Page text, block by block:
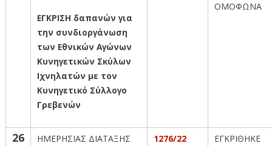
ΕΓΚΡΙΣΗ δαπανών για
την συνδιοργάνωση
των Εθνικών Αγώνων
Κυνηγετικών Σκύλων
Ιχνηλατών με τον
Κυνηγετικό Σύλλογο
Γρεβενών
ΟΜΟΦΩΝΑ
26 ΗΜΕΡΗΣΙΑΣ ΔΙΑΤΑΞΗΣ 1276/22
ΕΓΚΡΙΘΗΚΕ